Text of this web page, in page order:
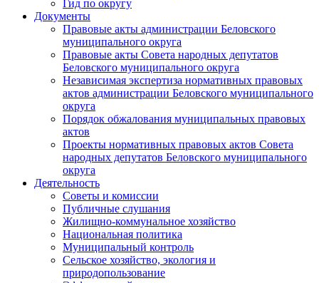
Гид по округу
Документы
Правовые акты администрации Беловского
муниципального округа
Правовые акты Совета народных депутатов
Беловского муниципального округа
Независимая экспертиза нормативных правовых
актов администрации Беловского муниципального
округа
Порядок обжалования муниципальных правовых
актов
Проекты нормативных правовых актов Совета
народных депутатов Беловского муниципального
округа
Деятельность
Советы и комиссии
Публичные слушания
Жилищно-коммунальное хозяйство
Национальная политика
Муниципальный контроль
Сельское хозяйство, экология и
природопользование